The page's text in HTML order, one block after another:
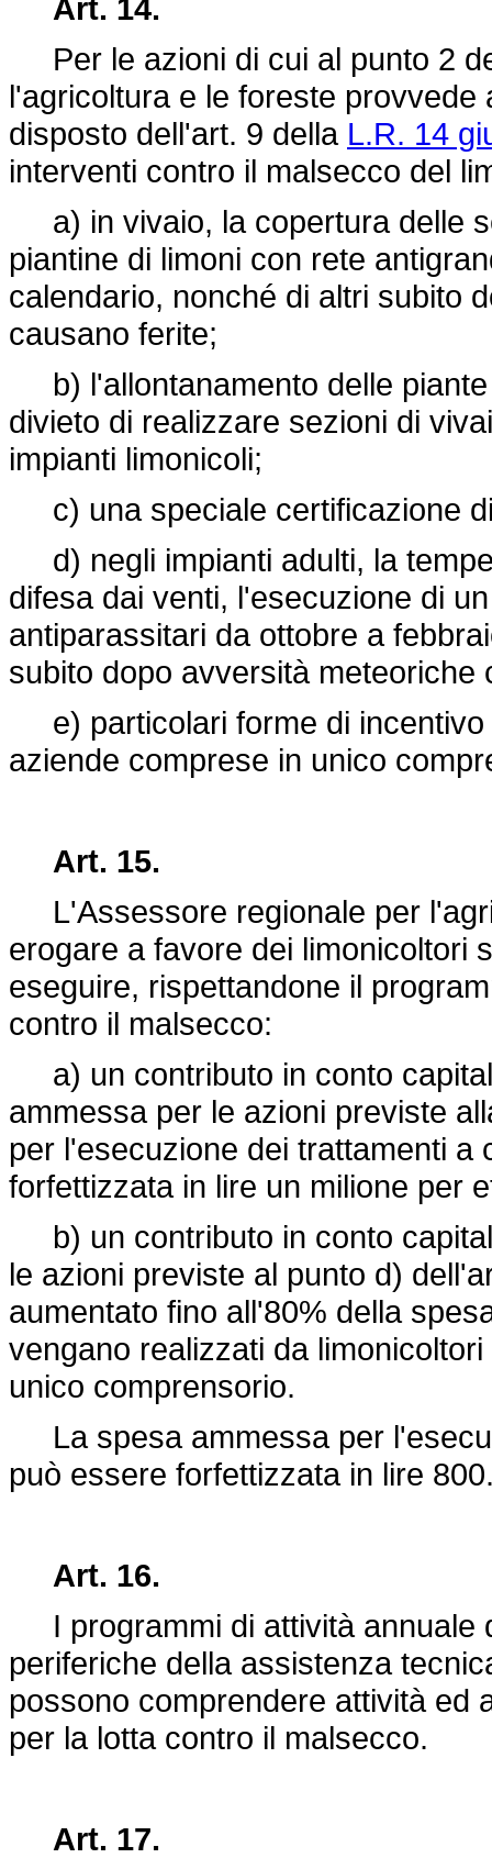
Art. 14.
Per le azioni di cui al punto 2
l'agricoltura e le foreste
disposto dell'art. 9 della L.R. 14
interventi contro il malsecco del
a) in vivaio, la copertura delle
piantine di limoni con rete
calendario, nonché di altri subito
causano ferite;
b) l'allontanamento delle piante
divieto di realizzare sezioni di
impianti limonicoli;
c) una speciale certificazione
d) negli impianti adulti, la
difesa dai venti, l'esecuzione di
antiparassitari da ottobre a
subito dopo avversità meteoriche
e) particolari forme di incentivo
aziende comprese in unico
Art. 15.
L'Assessore regionale per
erogare a favore dei limonicoltori
eseguire, rispettandone il
contro il malsecco:
a) un contributo in conto
ammessa per le azioni previste
per l'esecuzione dei trattamenti a
forfettizzata in lire un milione per
b) un contributo in conto
le azioni previste al punto d)
aumentato fino all'80% della
vengano realizzati da
unico comprensorio.
La spesa ammessa per
può essere forfettizzata in lire
Art. 16.
I programmi di attività annuale
periferiche della assistenza
possono comprendere attività ed
per la lotta contro il malsecco.
Art. 17.